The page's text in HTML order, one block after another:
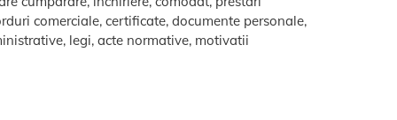
comerciale, certificate, documente personale,
legi, acte normative, motivatii